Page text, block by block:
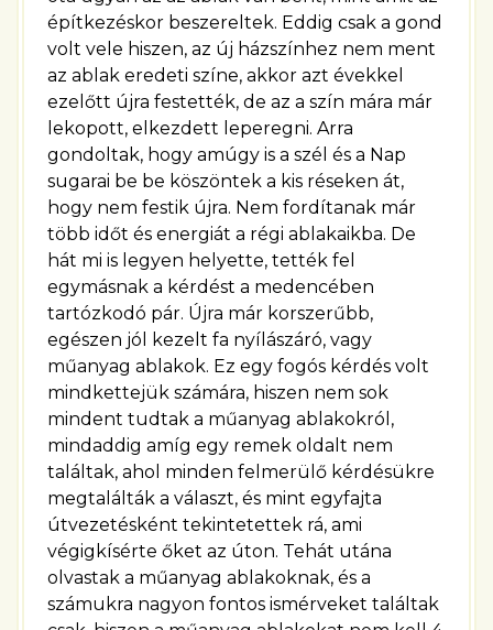
építkezéskor beszereltek. Eddig csak a gond
volt vele hiszen, az új házszínhez nem ment
az ablak eredeti színe, akkor azt évekkel
ezelőtt újra festették, de az a szín mára már
lekopott, elkezdett leperegni. Arra
gondoltak, hogy amúgy is a szél és a Nap
sugarai be be köszöntek a kis réseken át,
hogy nem festik újra. Nem fordítanak már
több időt és energiát a régi ablakaikba. De
hát mi is legyen helyette, tették fel
egymásnak a kérdést a medencében
tartózkodó pár. Újra már korszerűbb,
egészen jól kezelt fa nyílászáró, vagy
műanyag ablakok. Ez egy fogós kérdés volt
mindkettejük számára, hiszen nem sok
mindent tudtak a műanyag ablakokról,
mindaddig amíg egy remek oldalt nem
találtak, ahol minden felmerülő kérdésükre
megtalálták a választ, és mint egyfajta
útvezetésként tekintetettek rá, ami
végigkísérte őket az úton. Tehát utána
olvastak a műanyag ablakoknak, és a
számukra nagyon fontos ismérveket találtak